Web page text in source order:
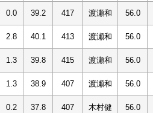
0.0 39.2 417 渡瀬和 56.0
2.8 40.1 413 渡瀬和 56.0
1.3 39.8 415 渡瀬和 56.0
1.3 38.9 407 渡瀬和 56.0
0.2 37.8 407 木村健 56.0